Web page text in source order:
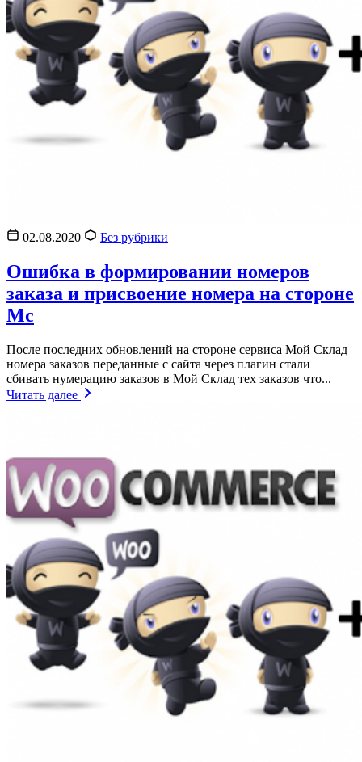
02.08.2020 Без рубрики
Ошибка в формировании номеров
заказа и присвоение номера на стороне
Мс
После последних обновлений на стороне сервиса Мой Склад
номера заказов переданные с сайта через плагин стали
сбивать нумерацию заказов в Мой Склад тех заказов что...
Читать далее